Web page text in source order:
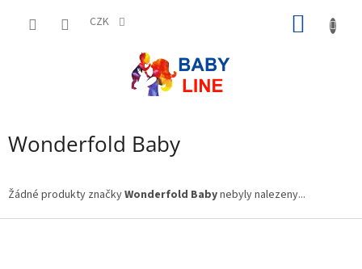
CZK
Wonderfold Baby
Žádné produkty značkyWonderfold Babynebyly nalezeny...
Z